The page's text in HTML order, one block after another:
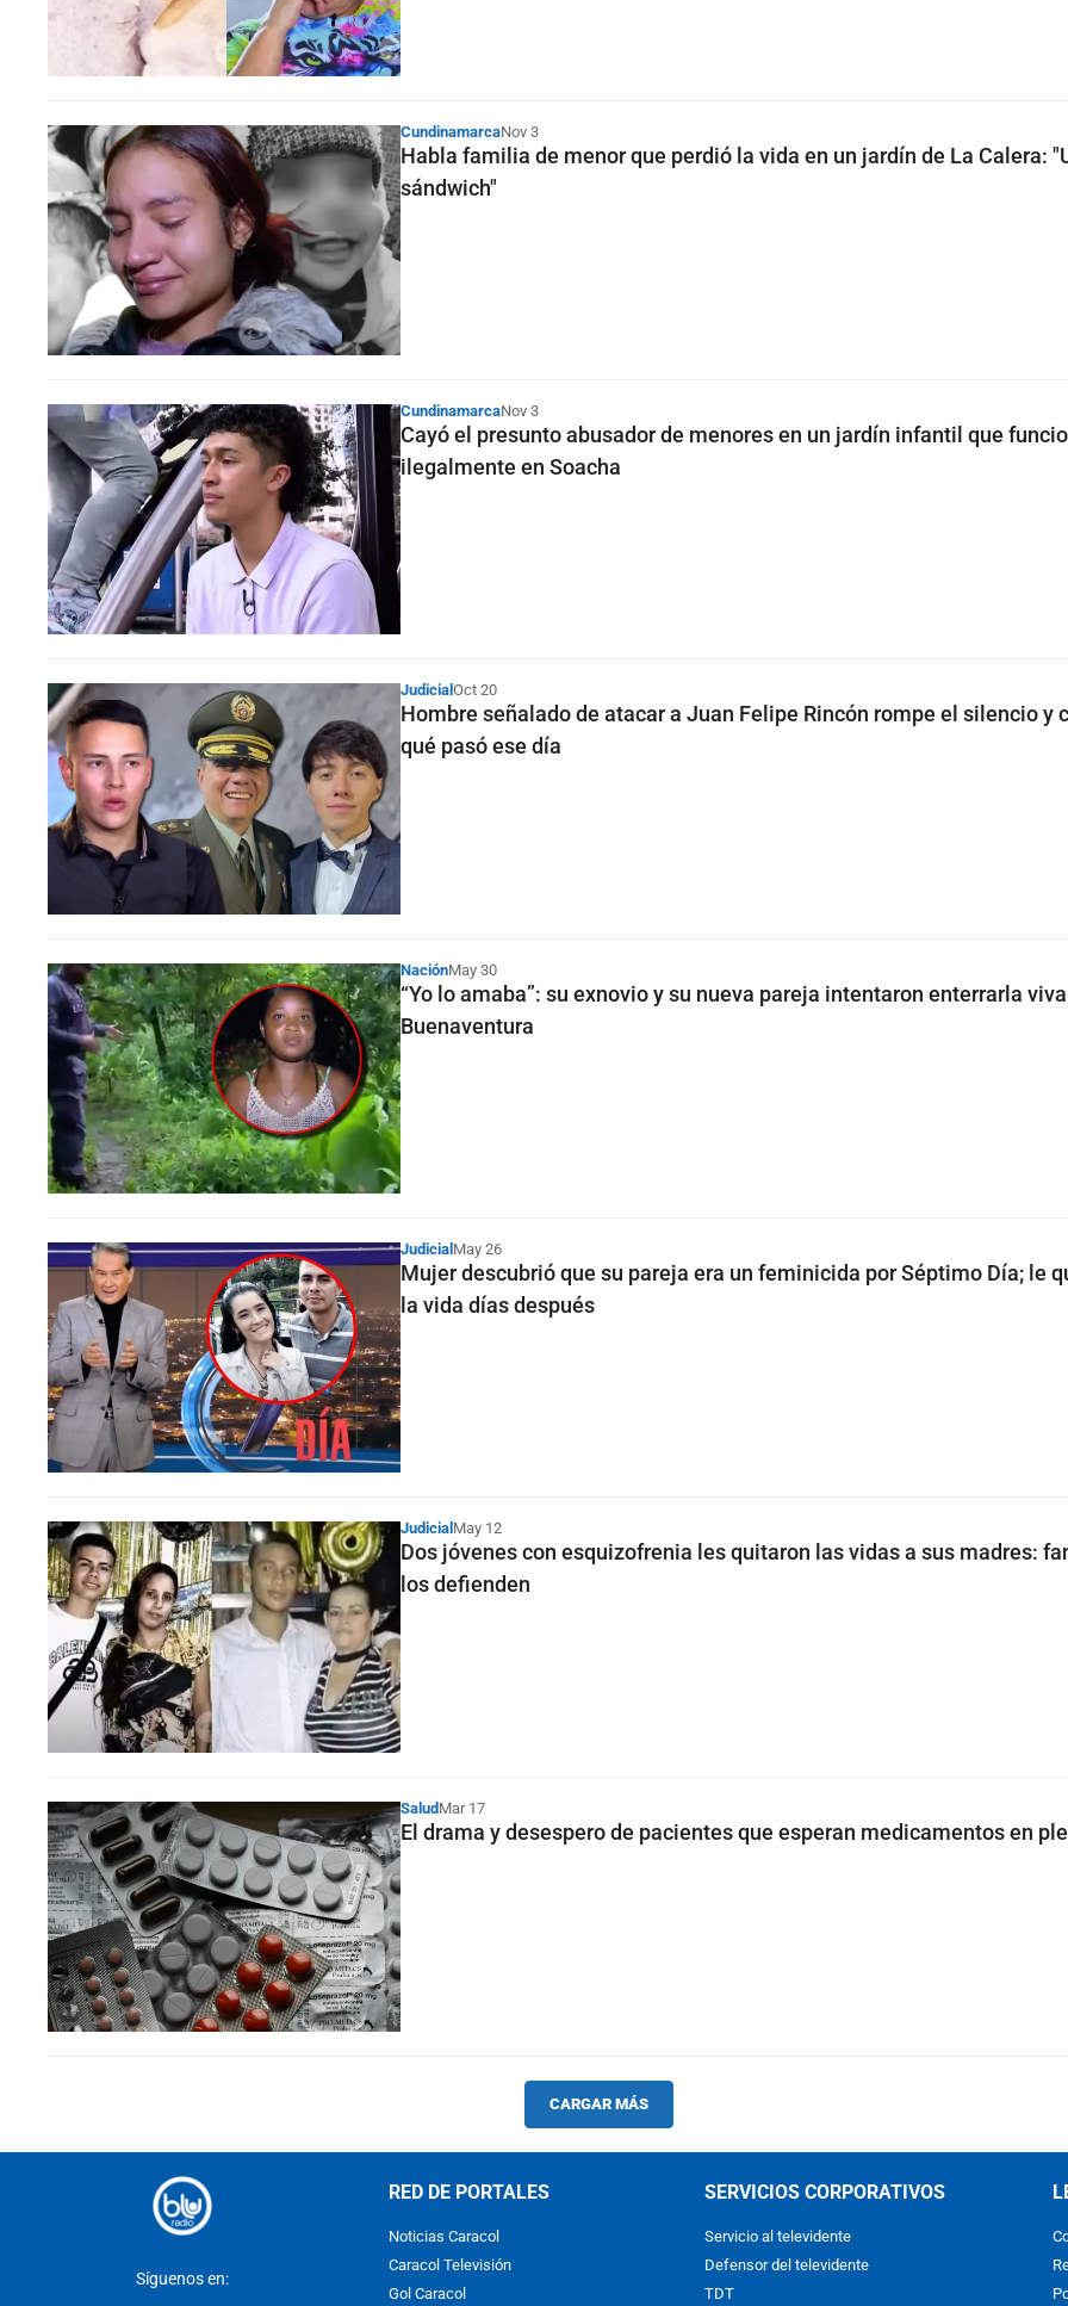
CundinamarcaNov 3
Habla familia de menor que perdió la vida en un jardín de La Calera:
sándwich"
CundinamarcaNov 3
Cayó el presunto abusador de menores en un jardín infantil que
ilegalmente en Soacha
Judicial Oct 20
Hombre señalado de atacar a Juan Felipe Rincón rompe el silencio y
qué pasó ese día
NaciónMay 30
“Yo lo amaba”: su exnovio y su nueva pareja intentaron enterrarla
Buenaventura
Judicial May 26
Mujer descubrió que su pareja era un feminicida por Séptimo Día; le
la vida días después
Judicial May 12
Dos jóvenes con esquizofrenia les quitaron las vidas a sus madres:
los defienden
SaludMar 17
El drama y desespero de pacientes que esperan medicamentos en
CARGAR MÁS
Síguenos en:
RED DE PORTALES
Noticias Caracol
Caracol Televisión
Gol Caracol
SERVICIOS CORPORATIVOS
Servicio al televidente
Defensor del televidente
TDT